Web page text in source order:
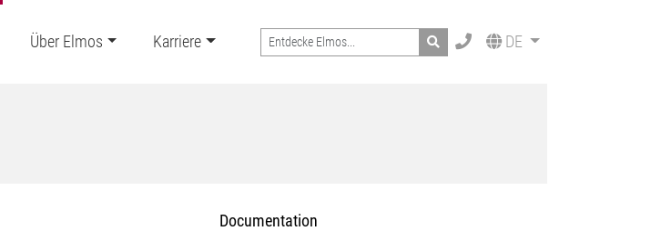
Über Elmos Karriere Search DE
Documentation